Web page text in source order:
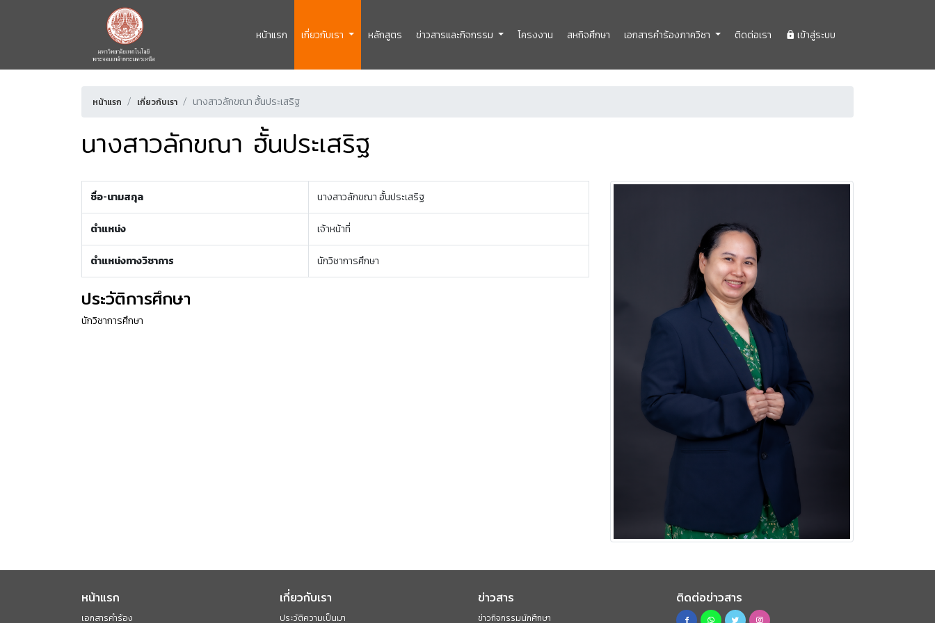
หน้าแรก เกี่ยวกับเรา หลักสูตร ข่าวสารและกิจกรรม โครงงาน สหกิจศึกษา เอกสารคำร้องภาควิชา ติดต่อเรา เข้าสู่ระบบ
หน้าแรก เกี่ยวกับเรา นางสาวลักขณา ฮั้นประเสริฐ
นางสาวลักขณา ฮั้นประเสริฐ
ชื่อ-นามสกุล นางสาวลักขณา ฮั้นประเสริฐ
ตำแหน่ง เจ้าหน้าที่
ตำแหน่งทางวิชาการ นักวิชาการศึกษา
ประวัติการศึกษา
นักวิชาการศึกษา
หน้าแรก
เอกสารคำร้อง
เกี่ยวกับเรา
ประวัติความเป็นมา
ข่าวสาร
ข่าวกิจกรรมนักศึกษา
ติดต่อข่าวสาร